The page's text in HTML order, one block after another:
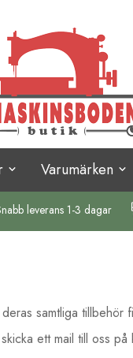
Varumärken
leverans 1-3 dagar
samtliga tillbehör
ett mail till oss på